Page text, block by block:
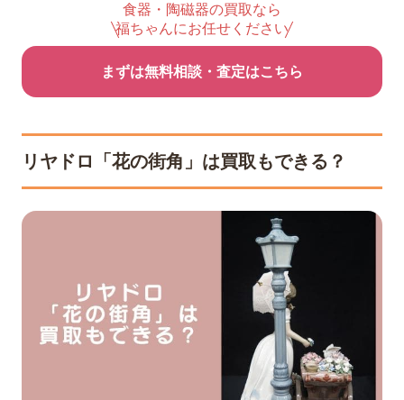
食器・陶磁器の買取なら
福ちゃんにお任せください
まずは無料相談・査定はこちら
リヤドロ「花の街角」は買取もできる？